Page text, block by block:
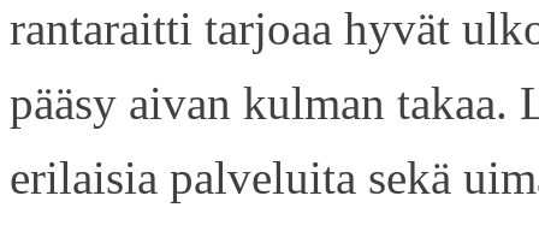
rantaraitti tarjoaa hyvät
pääsy aivan kulman
erilaisia palveluita sekä